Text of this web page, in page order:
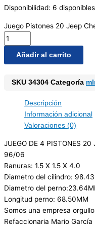
Disponibilidad: 6 disponibles
Juego Pistones 20 Jeep
Añadir al carrito
SKU 34304 Categoría
Descripción
Información adicional
Valoraciones (0)
JUEGO DE 4 PISTONES 20
96/06
Ranuras: 1.5 X 1.5 X 4.0
Diametro del cilindro:
Diametro del
Longitud perno: 68.50MM
Somos una empresa
Refaccionaria Mario